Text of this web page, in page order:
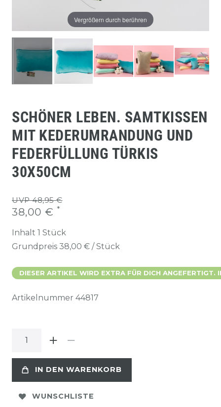
Vergrößern durch berühren
SCHÖNER LEBEN. SAMTKISSEN
MIT KEDERUMRANDUNG UND
FEDERFÜLLUNG TÜRKIS
30X50CM
UVP 48,95 €
38,00 € *
Inhalt 1 Stück
Grundpreis 38,00 € / Stück
DIESER ARTIKEL WIRD EXTRA FÜR DICH ANGEFERTIGT.
Artikelnummer 44817
IN DEN WARENKORB
WUNSCHLISTE